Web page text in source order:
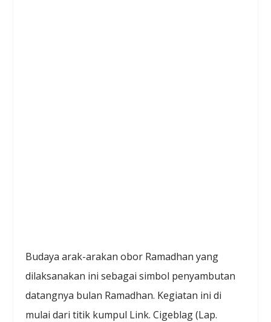
Budaya arak-arakan obor Ramadhan yang
dilaksanakan ini sebagai simbol penyambutan
datangnya bulan Ramadhan. Kegiatan ini di
mulai dari titik kumpul Link. Cigeblag (Lap.